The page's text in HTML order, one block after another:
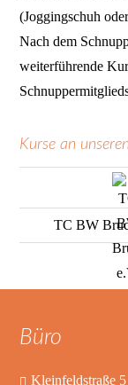
(Joggingschuh
Nach dem
weiterführende
Kurse an
TC BW
Büro
Kleinfeldstraße 5